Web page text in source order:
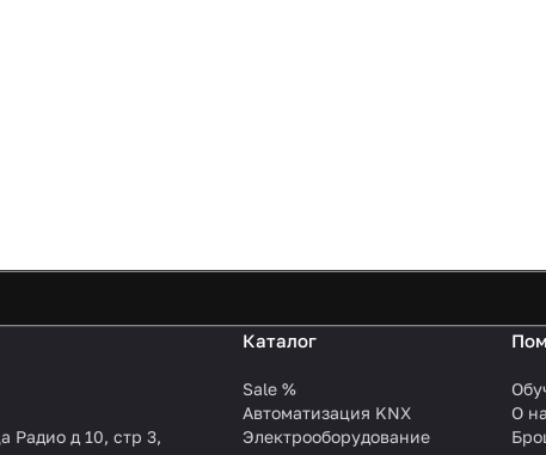
Радио д 10, стр 3,
Каталог
Sale %
Автоматизация KNX
Электрооборудование
О